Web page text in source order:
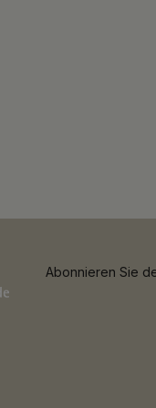
Abonnieren Sie